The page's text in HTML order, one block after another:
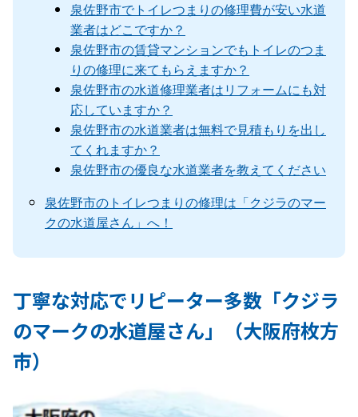
泉佐野市でトイレつまりの修理費が安い水道
業者はどこですか？
泉佐野市の賃貸マンションでもトイレのつま
りの修理に来てもらえますか？
泉佐野市の水道修理業者はリフォームにも対
応していますか？
泉佐野市の水道業者は無料で見積もりを出し
てくれますか？
泉佐野市の優良な水道業者を教えてください
泉佐野市のトイレつまりの修理は「クジラのマー
クの水道屋さん」へ！
丁寧な対応でリピーター多数「クジラ
のマークの水道屋さん」（大阪府枚方
市）